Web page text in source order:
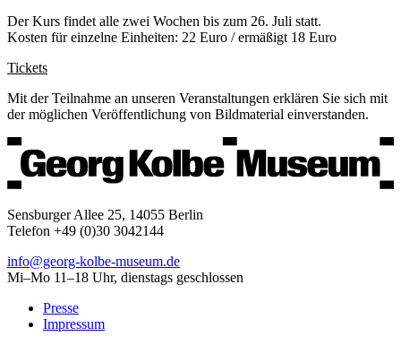
Der Kurs findet alle zwei Wochen bis zum 26. Juli statt.
Kosten für einzelne Einheiten: 22 Euro / ermäßigt 18 Euro
Tickets
Mit der Teilnahme an unseren Veranstaltungen erklären Sie sich mit
der möglichen Veröffentlichung von Bildmaterial einverstanden.
Sensburger Allee 25, 14055 Berlin
Telefon +49 (0)30 3042144
info@georg-kolbe-museum.de
Mi–Mo 11–18 Uhr, dienstags geschlossen
Presse
Impressum